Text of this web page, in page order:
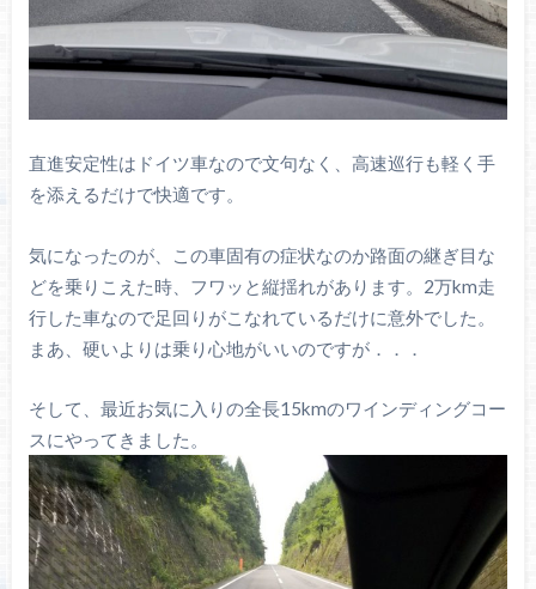
直進安定性はドイツ車なので文句なく、高速巡行も軽く手
を添えるだけで快適です。
気になったのが、この車固有の症状なのか路面の継ぎ目な
どを乗りこえた時、フワッと縦揺れがあります。2万km走
行した車なので足回りがこなれているだけに意外でした。
まあ、硬いよりは乗り心地がいいのですが．．．
そして、最近お気に入りの全長15kmのワインディングコー
スにやってきました。